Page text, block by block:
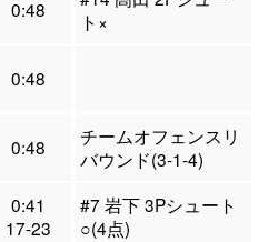
0:48
ト×
0:48
0:48
チームオフェンスリ
バウンド(3-1-4)
0:41
17-23
#7 岩下 3Pシュート
○(4点)